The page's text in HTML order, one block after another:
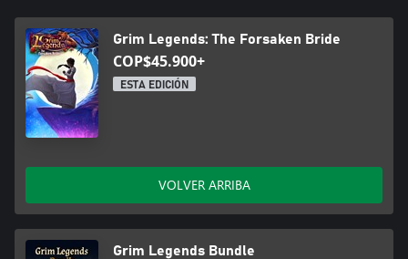
Grim Legends: The Forsaken Bride
COP$45.900+
ESTA EDICIÓN
VOLVER ARRIBA
Grim Legends Bundle